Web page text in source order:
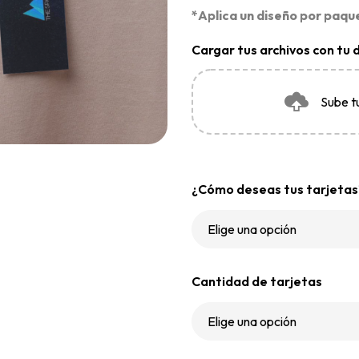
*Aplica un diseño por
Cargar tus archivos con tu
Sube
¿Cómo deseas tus
Cantidad de tarjetas